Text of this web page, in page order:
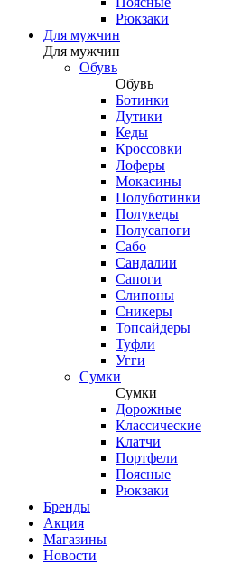
Рюкзаки
Для мужчин
Для мужчин
Обувь
Обувь
Ботинки
Дутики
Кеды
Кроссовки
Лоферы
Мокасины
Полуботинки
Полукеды
Полусапоги
Сабо
Сандалии
Сапоги
Слипоны
Сникеры
Топсайдеры
Туфли
Угги
Сумки
Сумки
Дорожные
Классические
Клатчи
Портфели
Поясные
Рюкзаки
Бренды
Акция
Магазины
Новости